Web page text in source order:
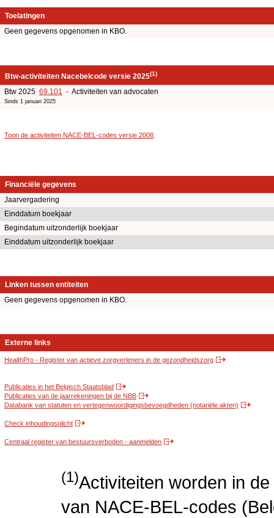
Toelatingen
Geen gegevens opgenomen in KBO.
Btw-activiteiten Nacebelcode versie 2025(1)
Btw 2025 69.101 - Activiteiten van advocaten
Sinds 1 januari 2025
Toon de activiteiten NACE-BEL-codes versie 2008
Financiële gegevens
Jaarvergadering
Einddatum boekjaar
Begindatum uitzonderlijk boekjaar
Einddatum uitzonderlijk boekjaar
Linken tussen entiteiten
Geen gegevens opgenomen in KBO.
Externe links
HealthPro - Register van actieve zorgverleners in de gezondheidszorg
Publicaties in het Belgisch Staatsblad
Publicaties van de jaarrekeningen bij de NBB
Databank van statuten en vertegenwoordigingsbevoegdheden (notariële akten)
Check inhoudingsplicht
Centraal register van bestuursverboden - aanmelden
(1)Activiteiten worden in
van NACE-BEL-codes